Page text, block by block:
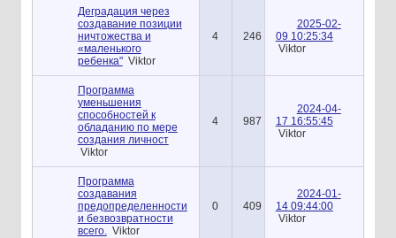
Деградация через
создавание позиции
ничтожества и
«маленького
ребенка" Viktor
4 246
2025-02-
09 10:25:34
Viktor
Программа
уменьшения
способностей к
обладанию по мере
создания личност
Viktor
4 987
2024-04-
17 16:55:45
Viktor
Программа
создавания
предопределенности
и безвозвратности
всего.
Viktor
0 409
2024-01-
14 09:44:00
Viktor